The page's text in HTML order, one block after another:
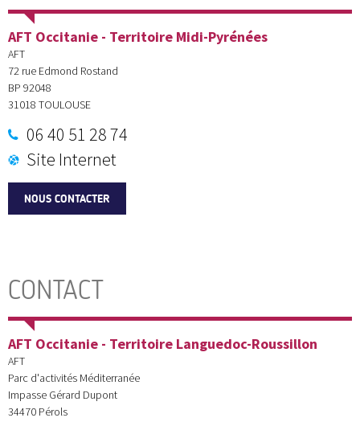
AFT Occitanie - Territoire Midi-Pyrénées
AFT
72 rue Edmond Rostand
BP 92048
31018 TOULOUSE
06 40 51 28 74
Site Internet
NOUS CONTACTER
CONTACT
AFT Occitanie - Territoire Languedoc-Roussillon
AFT
Parc d'activités Méditerranée
Impasse Gérard Dupont
34470 Pérols